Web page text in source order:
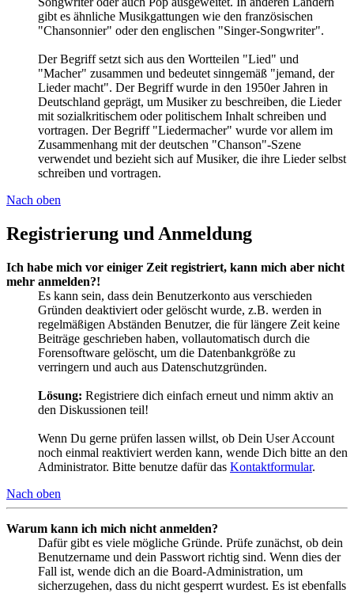
gibt es ähnliche Musikgattungen wie den französischen
"Chansonnier" oder den englischen "Singer-Songwriter".
Der Begriff setzt sich aus den Wortteilen "Lied" und
"Macher" zusammen und bedeutet sinngemäß "jemand, der
Lieder macht". Der Begriff wurde in den 1950er Jahren in
Deutschland geprägt, um Musiker zu beschreiben, die Lieder
mit sozialkritischem oder politischem Inhalt schreiben und
vortragen. Der Begriff "Liedermacher" wurde vor allem im
Zusammenhang mit der deutschen "Chanson"-Szene
verwendet und bezieht sich auf Musiker, die ihre Lieder selbst
schreiben und vortragen.
Nach oben
Registrierung und Anmeldung
Ich habe mich vor einiger Zeit registriert, kann mich aber nicht
mehr anmelden?!
Es kann sein, dass dein Benutzerkonto aus verschieden
Gründen deaktiviert oder gelöscht wurde, z.B. werden in
regelmäßigen Abständen Benutzer, die für längere Zeit keine
Beiträge geschrieben haben, vollautomatisch durch die
Forensoftware gelöscht, um die Datenbankgröße zu
verringern und auch aus Datenschutzgründen.
Lösung: Registriere dich einfach erneut und nimm aktiv an
den Diskussionen teil!
Wenn Du gerne prüfen lassen willst, ob Dein User Account
noch einmal reaktiviert werden kann, wende Dich bitte an den
Administrator. Bitte benutze dafür das Kontaktformular.
Nach oben
Warum kann ich mich nicht anmelden?
Dafür gibt es viele mögliche Gründe. Prüfe zunächst, ob dein
Benutzername und dein Passwort richtig sind. Wenn dies der
Fall ist, wende dich an die Board-Administration, um
sicherzugehen, dass du nicht gesperrt wurdest. Es ist ebenfalls